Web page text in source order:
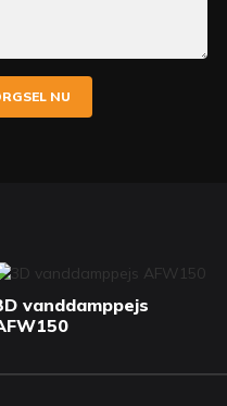
NU
vanddamppejs